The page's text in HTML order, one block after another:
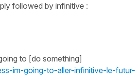
followed by infinitive :
to [do something]
im-going-to-aller-infinitive-le-futur-